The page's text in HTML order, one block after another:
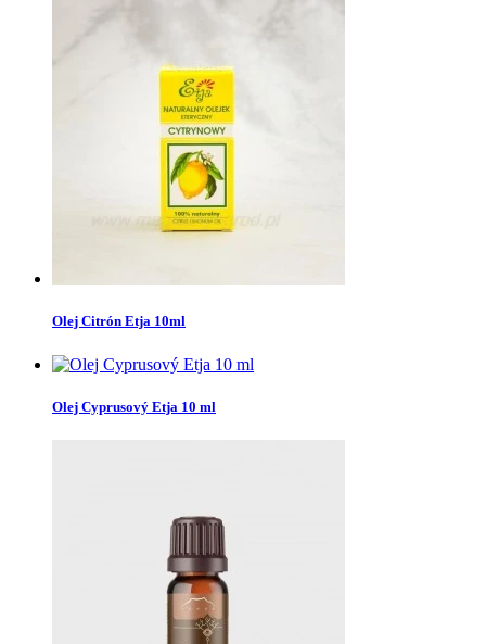
Olej Citrón Etja 10ml
Olej Cyprusový Etja 10 ml